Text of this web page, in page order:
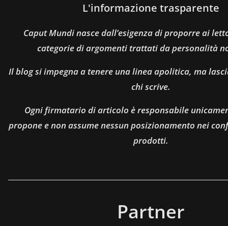
L'informazione trasparente
Caput Mundi nasce dall’esigenza di proporre ai
categorie di argomenti trattati da personalità
Il blog si impegna a tenere una linea apolitica, ma
chi scrive.
Ogni firmatario di articolo è responsabile
propone e non assume nessun posizionamento nei
prodotti.
Partner